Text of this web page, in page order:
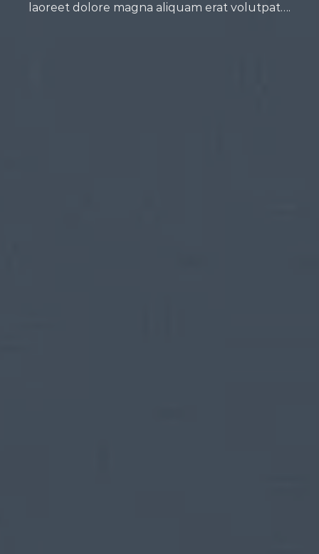
laoreet dolore magna aliquam erat volutpat….